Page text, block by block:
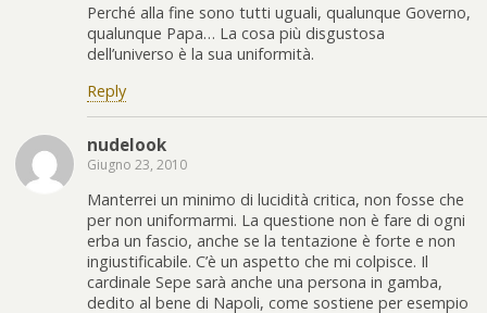
Perché alla fine sono tutti uguali, qualunque Governo,
qualunque Papa… La cosa più disgustosa
dell’universo è la sua uniformità.
Reply
nudelook
Giugno 23, 2010
Manterrei un minimo di lucidità critica, non fosse che
per non uniformarmi. La questione non è fare di ogni
erba un fascio, anche se la tentazione è forte e non
ingiustificabile. C’è un aspetto che mi colpisce. Il
cardinale Sepe sarà anche una persona in gamba,
dedito al bene di Napoli, come sostiene per esempio